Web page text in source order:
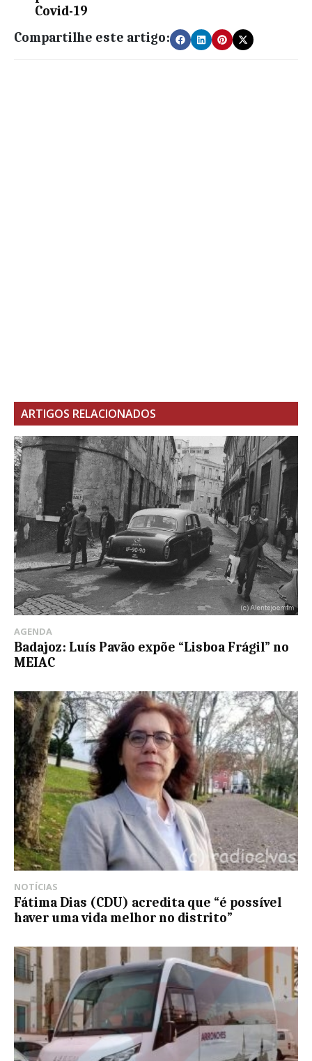
Covid-19
Compartilhe este artigo:
ARTIGOS RELACIONADOS
AGENDA
Badajoz: Luís Pavão expõe “Lisboa Frágil” no
MEIAC
NOTÍCIAS
Fátima Dias (CDU) acredita que “é possível
haver uma vida melhor no distrito”